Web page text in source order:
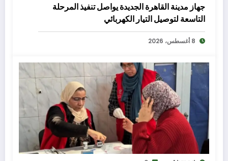
جهاز مدينة القاهرة الجديدة يواصل تنفيذ المرحلة
التاسعة لتوصيل التيار الكهربائي
8 أغسطس، 2026